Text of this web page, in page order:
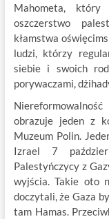
Mahometa,
oszczerstwo
kłamstwa
ludzi, którzy
siebie i swoich
porywaczami,
obrazuje jeden z
Muzeum Polin.
Izrael 7
Palestyńczycy z
wyjścia. Takie oto
doczytali, że Gaza
tam Hamas.